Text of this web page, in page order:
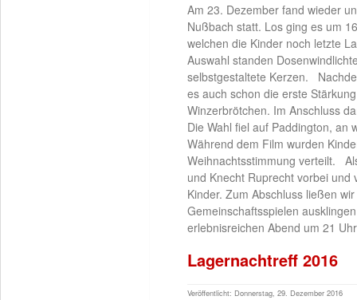
Am 23. Dezember fand wieder
Nußbach statt. Los ging es um
welchen die Kinder noch letzte
Auswahl standen
selbstgestaltete Kerzen.
es auch schon die erste
Winzerbrötchen. Im Anschluss
Die Wahl fiel auf Paddington, an
Während dem Film wurden
Weihnachtsstimmung verteilt.
und Knecht Ruprecht vorbei
Kinder. Zum Abschluss ließen
Gemeinschaftsspielen
erlebnisreichen Abend um 21
Lagernachtreff 2016
Veröffentlicht: Donnerstag, 29. Dezember 2016